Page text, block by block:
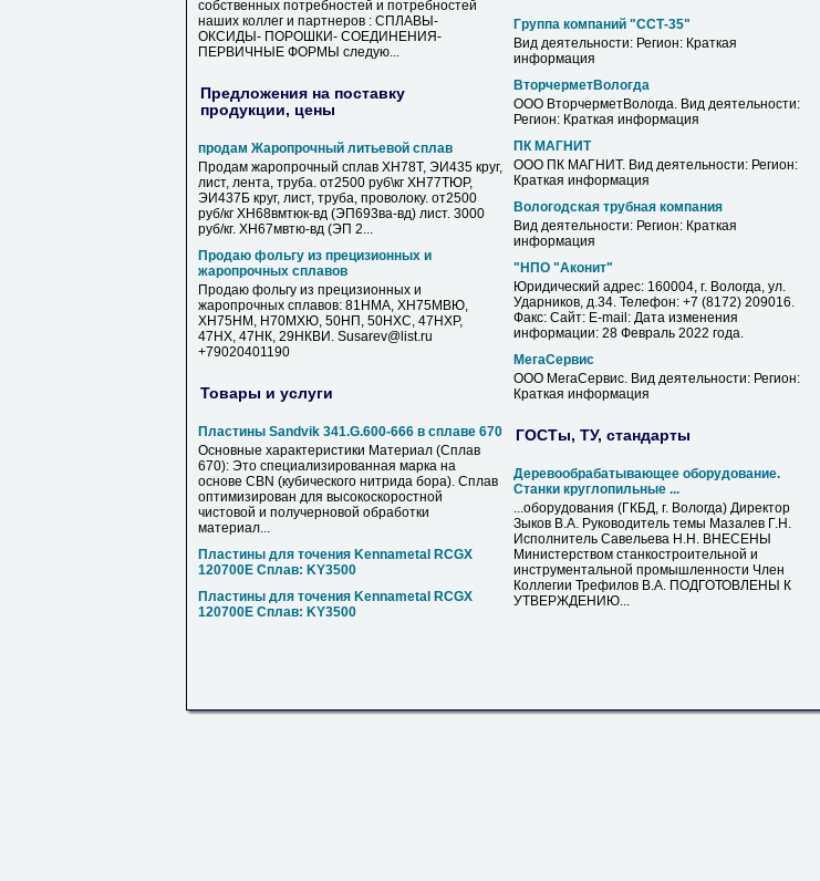
собственных потребностей и потребностей
наших коллег и партнеров : СПЛАВЫ-
ОКСИДЫ- ПОРОШКИ- СОЕДИНЕНИЯ-
ПЕРВИЧНЫЕ ФОРМЫ следую...
Предложения на поставку
продукции, цены
продам Жаропрочный литьевой сплав
Продам жаропрочный сплав ХН78Т, ЭИ435 круг,
лист, лента, труба. от2500 руб\кг ХН77ТЮР,
ЭИ437Б круг, лист, труба, проволоку. от2500
руб/кг ХН68вмтюк-вд (ЭП693ва-вд) лист. 3000
руб/кг. ХН67мвтю-вд (ЭП 2...
Продаю фольгу из прецизионных и
жаропрочных сплавов
Продаю фольгу из прецизионных и
жаропрочных сплавов: 81НМА, ХН75МВЮ,
ХН75НМ, Н70МХЮ, 50НП, 50НХС, 47НХР,
47НХ, 47НК, 29НКВИ. Susarev@list.ru
+79020401190
Товары и услуги
Пластины Sandvik 341.G.600-666 в сплаве 670
Основные характеристики Материал (Сплав
670): Это специализированная марка на
основе CBN (кубического нитрида бора). Сплав
оптимизирован для высокоскоростной
чистовой и получерновой обработки
материал...
Пластины для точения Kennametal RCGX
120700E Сплав: KY3500
Пластины для точения Kennametal RCGX
120700E Сплав: KY3500
Группа компаний "ССТ-35"
Вид деятельности: Регион: Краткая
информация
ВторчерметВологда
ООО ВторчерметВологда. Вид деятельности:
Регион: Краткая информация
ПК МАГНИТ
ООО ПК МАГНИТ. Вид деятельности: Регион:
Краткая информация
Вологодская трубная компания
Вид деятельности: Регион: Краткая
информация
"НПО "Аконит"
Юридический адрес: 160004, г. Вологда, ул.
Ударников, д.34. Телефон: +7 (8172) 209016.
Факс: Сайт: E-mail: Дата изменения
информации: 28 Февраль 2022 года.
МегаСервис
ООО МегаСервис. Вид деятельности: Регион:
Краткая информация
ГОСТы, ТУ, стандарты
Деревообрабатывающее оборудование.
Станки круглопильные ...
...оборудования (ГКБД, г. Вологда) Директор
Зыков В.А. Руководитель темы Мазалев Г.Н.
Исполнитель Савельева Н.Н. ВНЕСЕНЫ
Министерством станкостроительной и
инструментальной промышленности Член
Коллегии Трефилов В.А. ПОДГОТОВЛЕНЫ К
УТВЕРЖДЕНИЮ...